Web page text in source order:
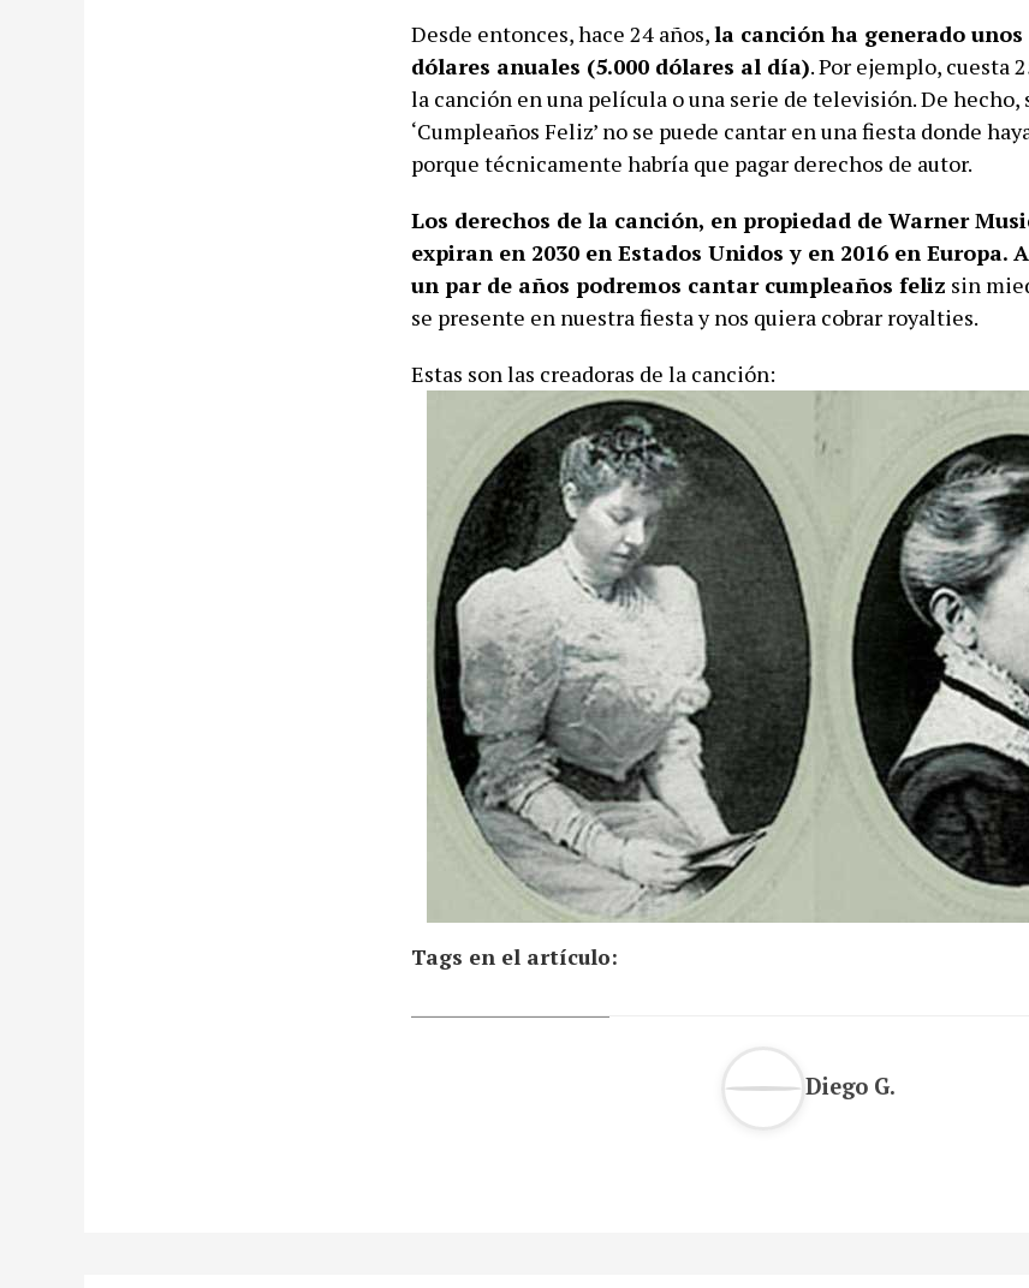
Desde entonces, hace 24 años,la canción ha generado
dólares anuales (5.000 dólares al día). Por ejemplo, cuesta
la canción en una película o una serie de televisión. De hecho,
‘Cumpleaños Feliz’ no se puede cantar en una fiesta donde
porque técnicamente habría que pagar derechos de autor.
Los derechos de la canción, en propiedad de Warner
expiran en 2030 en Estados Unidos y en 2016 en Europa.
un par de años podremos cantar cumpleaños feliz sin
se presente en nuestra fiesta y nos quiera cobrar royalties.
Estas son las creadoras de la canción:
Tags en el artículo:
Diego G.